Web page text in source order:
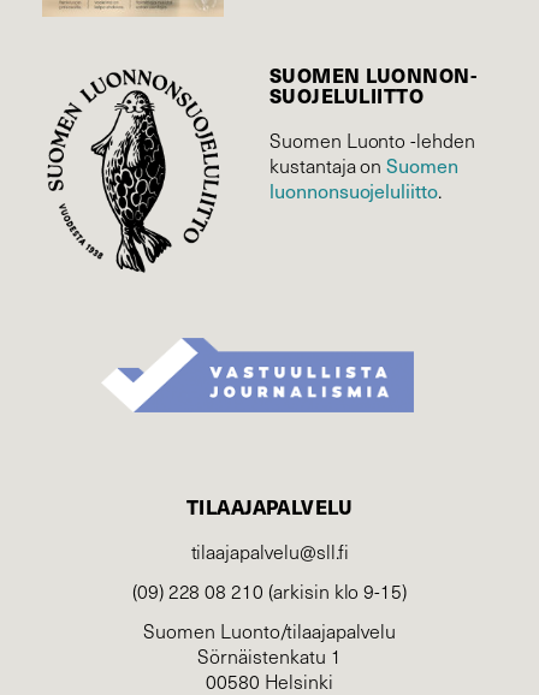
SUOMEN LUONNON­
SUOJELU­LIITTO
Suomen Luonto -lehden
kustantaja onSuomen
luonnonsuojelu­liitto.
TILAAJAPALVELU
tilaajapalvelu@sll.fi
(09) 228 08 210 (arkisin klo 9-15)
Suomen Luonto/tilaajapalvelu
Sörnäistenkatu 1
00580 Helsinki